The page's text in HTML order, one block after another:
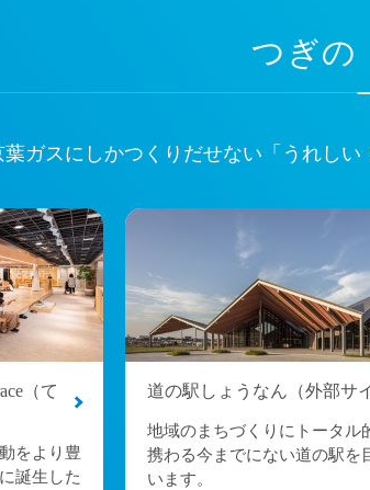
つぎの
葉ガスにしかつくりだせない 「うれし
（て
をより豊
誕生した
道の駅しょうなん（外部サ
地域のまちづくりにトータル
携わる今までにない道の駅を
います。